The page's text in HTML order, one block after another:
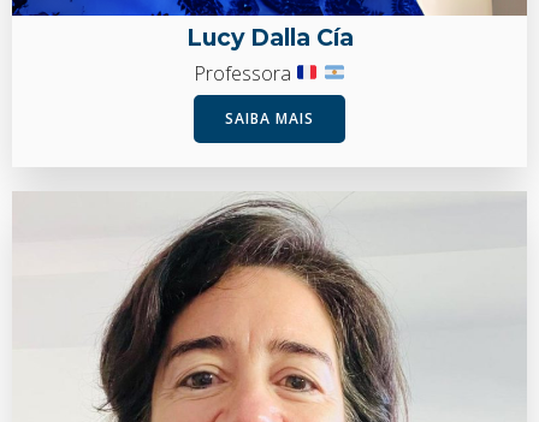
Lucy Dalla Cía
Professora
SAIBA MAIS